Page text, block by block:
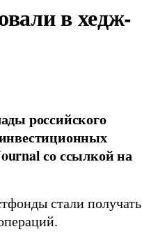
в хедж-
российского
со ссылкой на
стали получать